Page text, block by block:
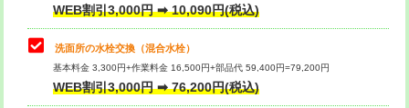
マス交換（土の掘削・埋め戻し作業）
マス交換（深さ50㎝未満）
マス交換（深さ50㎝以上）
交換・取付(単水栓（壁付・デッキ
式）)
交換・取付(混合水栓（壁付・デッキ
式・ワンホール）)
16,500円+材料費
WEB割引3,000円 ➡ 10,090円(税込)
洗面所の水栓交換（混合水栓）
基本料金 3,300円+作業料金 16,500円+部品代 59,400円=79,200円
WEB割引3,000円 ➡ 76,200円(税込)